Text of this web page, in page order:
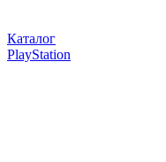
Каталог
PlayStation